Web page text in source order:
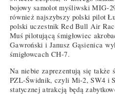
bojowy samolot myśliwski MIG-
również najszybszy polski pilot
polski uczestnik Red Bull Air
Muś pilotującą śmigłowiec
Gawroński i Janusz Gąsienica
śmigłowcach CH-7.
Na niebie zaprezentują się także
PZL-Świdnik, czyli Mi-2, SW4 i
statycznej atrakcją będą